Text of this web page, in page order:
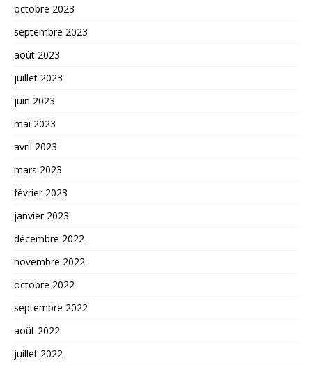
octobre 2023
septembre 2023
août 2023
juillet 2023
juin 2023
mai 2023
avril 2023
mars 2023
février 2023
janvier 2023
décembre 2022
novembre 2022
octobre 2022
septembre 2022
août 2022
juillet 2022